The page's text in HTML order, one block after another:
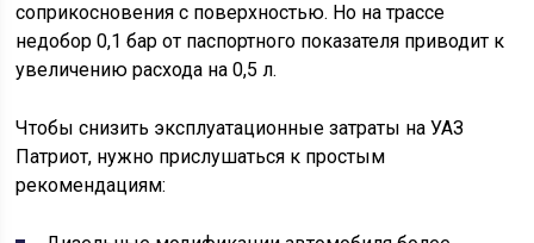
соприкосновения с поверхностью. Но на трассе
недобор 0,1 бар от паспортного показателя приводит к
увеличению расхода на 0,5 л.
Чтобы снизить эксплуатационные затраты на УАЗ
Патриот, нужно прислушаться к простым
рекомендациям: